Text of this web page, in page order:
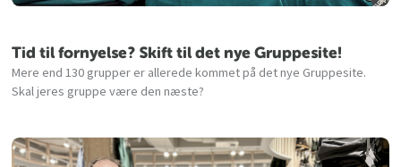
Tid til fornyelse? Skift til det nye Gruppesite!
Mere end 130 grupper er allerede kommet på det nye Gruppesite.
Skal jeres gruppe være den næste?